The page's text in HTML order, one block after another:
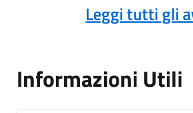
Leggi tutti gli
Informazioni Utili